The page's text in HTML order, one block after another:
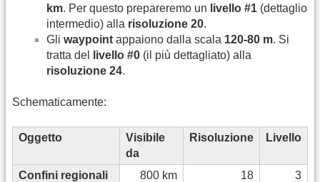
km. Per questo prepareremo un livello #1 (dettaglio
intermedio) alla risoluzione 20.
Gli waypoint appaiono dalla scala 120-80 m. Si
tratta del
livello #0 (il più dettagliato) alla
risoluzione 24.
Schematicamente:
Oggetto
Visibile
da
Risoluzione Livello
Confini regionali 800 km 18
3